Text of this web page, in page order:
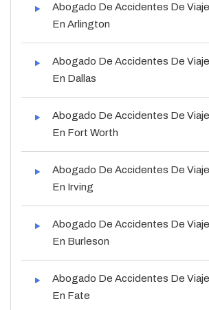
Abogado De Accidentes De
En Arlington
Abogado De Accidentes De
En Dallas
Abogado De Accidentes De
En Fort Worth
Abogado De Accidentes De
En Irving
Abogado De Accidentes De
En Burleson
Abogado De Accidentes De
En Fate